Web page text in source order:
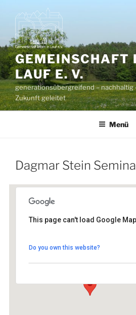
Inhalt
springen
GEMEINSCHAFT
LAUF E. V.
generationsübergreifend – nachhaltig
Zukunft geleitet
Menü
Dagmar Stein
Dagmar Stein Seminare
Hochstall 4 - 96155 Buttenheim
This page can't load Google
Do you own this website?